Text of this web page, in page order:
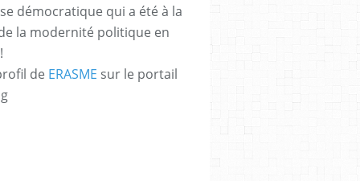
démocratique qui a été à la
la modernité politique en
de ERASME sur le portail